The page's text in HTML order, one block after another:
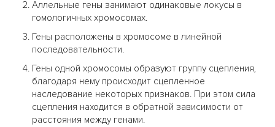
Аллельные гены занимают одинаковые локусы в
гомологичных хромосомах.
Гены расположены в хромосоме в линейной
последовательности.
Гены одной хромосомы образуют группу сцепления,
благодаря нему происходит сцепленное
наследование некоторых признаков. При этом сила
сцепления находится в обратной зависимости от
расстояния между генами.